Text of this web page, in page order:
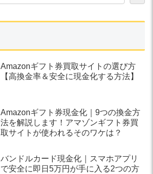
Amazonギフト券買取サイトの選び方
【高換金率＆安全に現金化する方法】
Amazonギフト券現金化｜9つの換金方
法を解説します！アマゾンギフト券買
取サイトが使われるそのワケは？
バンドルカード現金化｜スマホアプリ
で安全に即日5万円が手に入る2つの方